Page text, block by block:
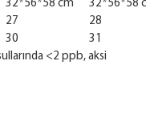
32*56*58 cm
32*56*58
27
28
30
31
<2 ppb, aksi